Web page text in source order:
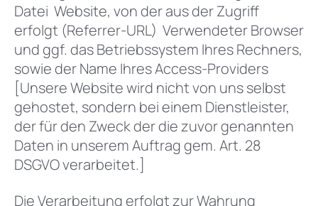
Datei Website, von der aus der Zugriff
erfolgt (Referrer-URL) Verwendeter Browser
und ggf. das Betriebssystem Ihres Rechners,
sowie der Name Ihres Access-Providers
[Unsere Website wird nicht von uns selbst
gehostet, sondern bei einem Dienstleister,
der für den Zweck der die zuvor genannten
Daten in unserem Auftrag gem. Art. 28
DSGVO verarbeitet.]
Die Verarbeitung erfolgt zur Wahrung